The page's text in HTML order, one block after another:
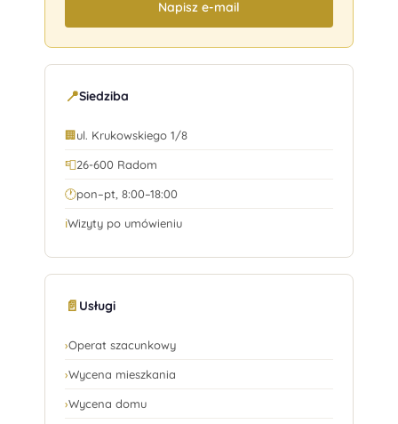
Napisz e-mail
📍Siedziba
🏢ul. Krukowskiego 1/8
📮26-600 Radom
🕐pon–pt, 8:00–18:00
ℹ️Wizyty po umówieniu
📄 Usługi
›Operat szacunkowy
›Wycena mieszkania
›Wycena domu